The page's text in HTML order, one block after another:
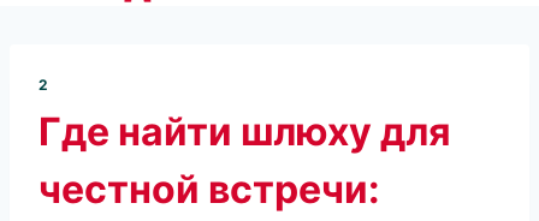
2
Где найти шлюху для
честной встречи: